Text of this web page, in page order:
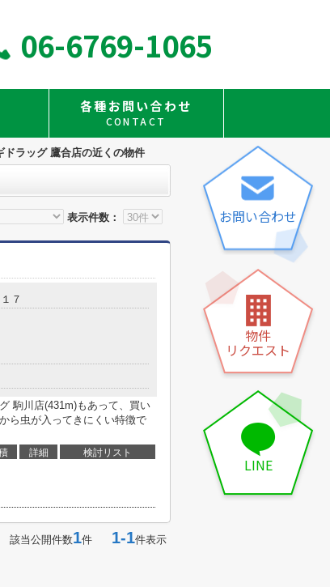
06-6769-1065
各種お問い合わせ
CONTACT
ドラッグ 鷹合店の近くの物件
表示件数：
７
駒川店(431m)もあって、買い
ら虫が入ってきにくい特徴で
詳細 検討リスト
該当公開件数1件 1-1件表示
お問い合わせ
物件
リクエスト
LINE